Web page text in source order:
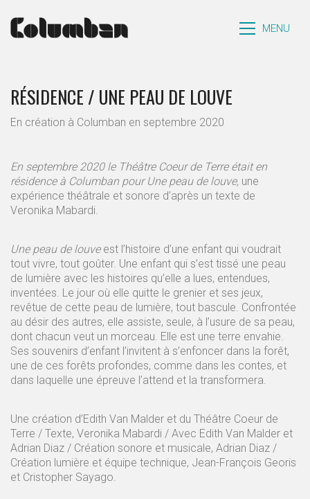
MENU
RÉSIDENCE / UNE PEAU DE LOUVE
En création à Columban en septembre 2020
En septembre 2020 le Théâtre Coeur de Terre était en
résidence à Columban pour Une peau de louve, une
expérience théâtrale et sonore d’après un texte de
Veronika Mabardi.
Une peau de louveest l’histoire d’une enfant qui voudrait
tout vivre, tout goûter. Une enfant qui s’est tissé une peau
de lumière avec les histoires qu’elle a lues, entendues,
inventées. Le jour où elle quitte le grenier et ses jeux,
revêtue de cette peau de lumière, tout bascule. Confrontée
au désir des autres, elle assiste, seule, à l’usure de sa peau,
dont chacun veut un morceau. Elle est une terre envahie.
Ses souvenirs d’enfant l’invitent à s’enfoncer dans la forêt,
une de ces forêts profondes, comme dans les contes, et
dans laquelle une épreuve l’attend et la transformera.
Une création d’Edith Van Malder et du Théâtre Coeur de
Terre / Texte, Veronika Mabardi / Avec Edith Van Malder et
Adrian Diaz / Création sonore et musicale, Adrian Diaz /
Création lumière et équipe technique, Jean-François Georis
et Cristopher Sayago.